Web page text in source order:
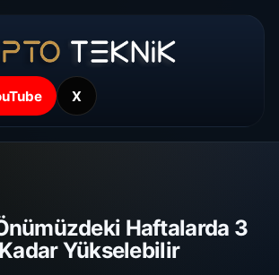
X
Haftalarda 3
Yükselebilir